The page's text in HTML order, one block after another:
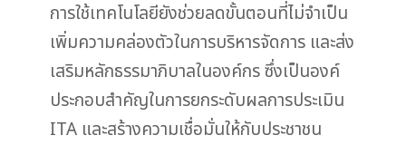
การใช้เทคโนโลยียังช่วยลดขั้นตอนที่ไม่จำเป็น
เพิ่มความคล่องตัวในการบริหารจัดการ และส่ง
เสริมหลักธรรมาภิบาลในองค์กร ซึ่งเป็นองค์
ประกอบสำคัญในการยกระดับผลการประเมิน
ITA และสร้างความเชื่อมั่นให้กับประชาชน